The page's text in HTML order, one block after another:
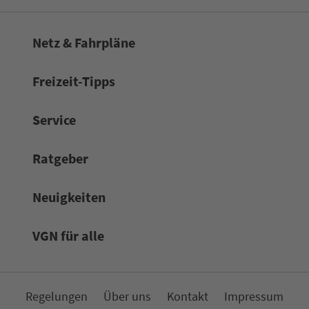
Netz & Fahrpläne
Frei­zeit-Tipps
Service
Rat­ge­ber
Neuigkeiten
VGN für alle
Re­ge­lungen Über uns Kon­takt Impressum